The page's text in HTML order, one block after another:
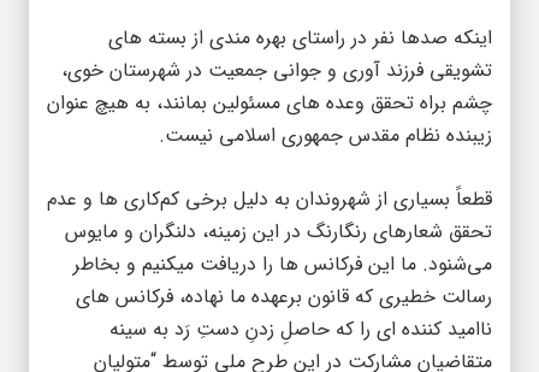
تشویقی فرزند آوری و جوانی جمعیت در شهرستان خوی،
چشم براه تحقق وعده های مسئولین بمانند، به هیچ عنوان
زیبنده نظام مقدس جمهوری اسلامی نیست.
تحقق شعارهای رنگارنگ در این زمینه، دلنگران و مایوس
می‌شنود. ما این فرکانس ها را دریافت میکنیم و بخاطر
رسالت خطیری که قانون برعهده ما نهاده، فرکانس های
ناامید کننده ای را که حاصلِ زدنِ دستِ رَد به سینه
متقاضیان مشارکت در این طرح ملی توسط “متولیان
جوانی جمعیت ” است را به مسئولین انتقال می‌دهیم.